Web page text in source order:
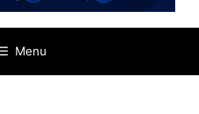
Menu